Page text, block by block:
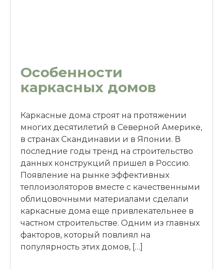
Особенности
каркасных домов
Каркасные дома строят на протяжении
многих десятилетий в Северной Америке,
в странах Скандинавии и в Японии. В
последние годы тренд на строительство
данных конструкций пришел в Россию.
Появление на рынке эффективных
теплоизоляторов вместе с качественными
облицовочными материалами сделали
каркасные дома еще привлекательнее в
частном строительстве. Одним из главных
факторов, который повлиял на
популярность этих домов, […]